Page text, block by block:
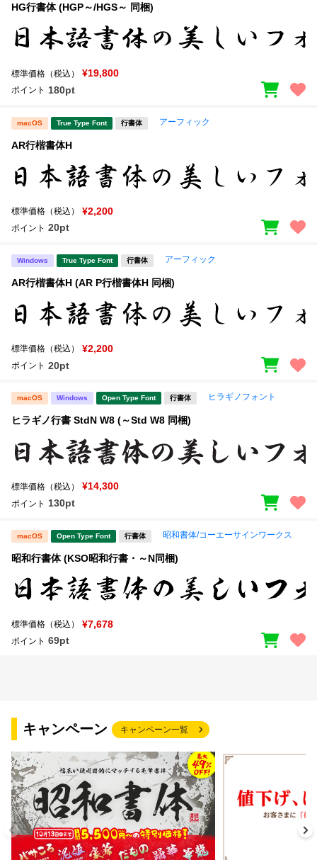
HG行書体 (HGP～/HGS～ 同梱)
標準価格（税込） ¥19,800
ポイント 180pt
macOS True Type Font 行書体 アーフィック
AR行楷書体H
標準価格（税込） ¥2,200
ポイント 20pt
Windows True Type Font 行書体 アーフィック
AR行楷書体H (AR P行楷書体H 同梱)
標準価格（税込） ¥2,200
ポイント 20pt
macOS Windows Open Type Font 行書体 ヒラギノフォント
ヒラギノ行書 StdN W8 (～Std W8 同梱)
標準価格（税込） ¥14,300
ポイント 130pt
macOS Open Type Font 行書体 昭和書体/コーエーサインワークス
昭和行書体 (KSO昭和行書・～N同梱)
標準価格（税込） ¥7,678
ポイント 69pt
キャンペーン キャンペーン一覧